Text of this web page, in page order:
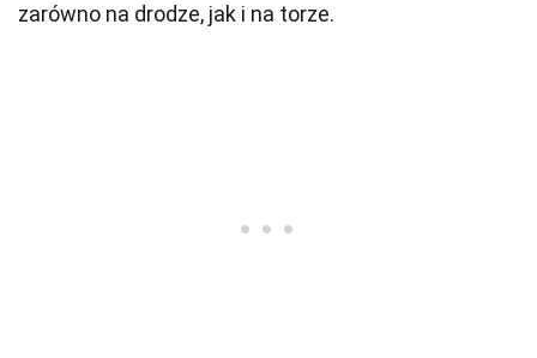
zarówno na drodze, jak i na torze.